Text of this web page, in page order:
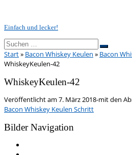
Einfach und lecker!
Suche
Suchen …
Start» Bacon Whiskey Keulen » Bacon
WhiskeyKeulen-42
WhiskeyKeulen-42
Veröffentlicht am 7. März 2018-mit den
Bacon Whiskey Keulen Schritt
Bilder Navigation